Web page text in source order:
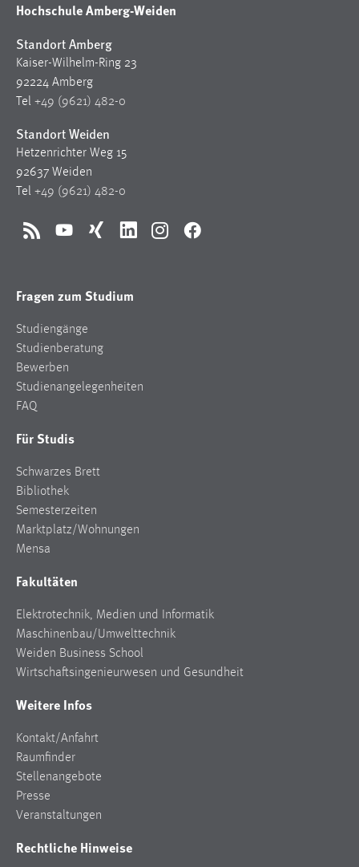
Hochschule Amberg-Weiden
Standort Amberg
Kaiser-Wilhelm-Ring 23
92224 Amberg
Tel +49 (9621) 482-0
Standort Weiden
Hetzenrichter Weg 15
92637 Weiden
Tel +49 (9621) 482-0
RSS YouTubeXing LinkedInInstagramFacebook
Fragen zum Studium
Studiengänge
Studienberatung
Bewerben
Studienangelegenheiten
FAQ
Für Studis
Schwarzes Brett
Bibliothek
Semesterzeiten
Marktplatz/Wohnungen
Mensa
Fakultäten
Elektrotechnik, Medien und Informatik
Maschinenbau/Umwelttechnik
Weiden Business School
Wirtschaftsingenieurwesen und Gesundheit
Weitere Infos
Kontakt/Anfahrt
Raumfinder
Stellenangebote
Presse
Veranstaltungen
Rechtliche Hinweise